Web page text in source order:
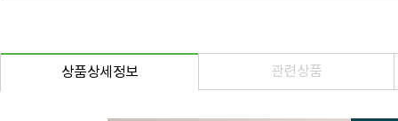
상품상세정보 관련상품